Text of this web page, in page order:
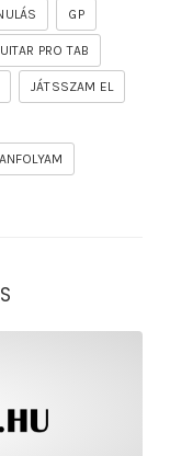
GP
PRO TAB
JÁTSSZAM EL